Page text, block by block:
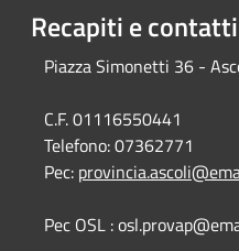
Recapiti e contatti
Piazza Simonetti 36 -
C.F. 01116550441
Telefono:07362771
Pec:
Pec OSL :